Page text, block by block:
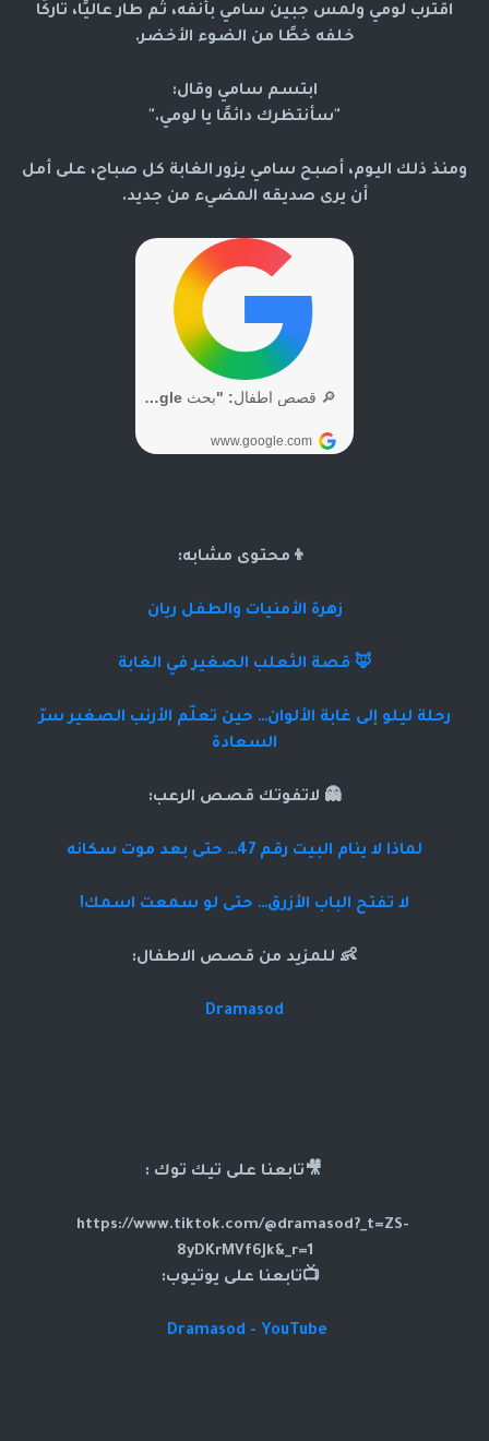
اقترب لومي ولمس جبين سامي بأنفه، ثم طار عاليًا، تاركًا
خلفه خطًا من الضوء الأخضر.
ابتسم سامي وقال:
"سأنتظرك دائمًا يا لومي."
ومنذ ذلك اليوم، أصبح سامي يزور الغابة كل صباح، على أمل
أن يرى صديقه المضيء من جديد.
👦محتوى مشابه:
زهرة الأمنيات والطفل ريان
🦊 قصة الثعلب الصغير في الغابة
رحلة ليلو إلى غابة الألوان… حين تعلّم الأرنب الصغير سرّ
السعادة
👻 لاتفوتك قصص الرعب:
لماذا لا ينام البيت رقم 47… حتى بعد موت سكانه
لا تفتح الباب الأزرق… حتى لو سمعت اسمك!
👶 للمزيد من قصص الاطفال:
Dramasod
🎥تابعنا على تيك توك :
https://www.tiktok.com/@dramasod?_t=ZS-
8yDKrMVf6Jk&_r=1
📺تابعنا على يوتيوب:
Dramasod - YouTube